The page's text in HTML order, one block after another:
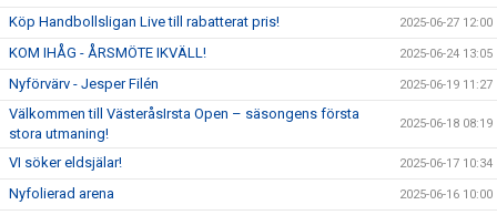
Köp Handbollsligan Live till rabatterat pris! 2025-06-27 12:00
KOM IHÅG - ÅRSMÖTE IKVÄLL! 2025-06-24 13:05
Nyförvärv - Jesper Filén 2025-06-19 11:27
Välkommen till VästeråsIrsta Open – säsongens första
stora utmaning!
2025-06-18 08:19
VI söker eldsjälar! 2025-06-17 10:34
Nyfolierad arena 2025-06-16 10:00